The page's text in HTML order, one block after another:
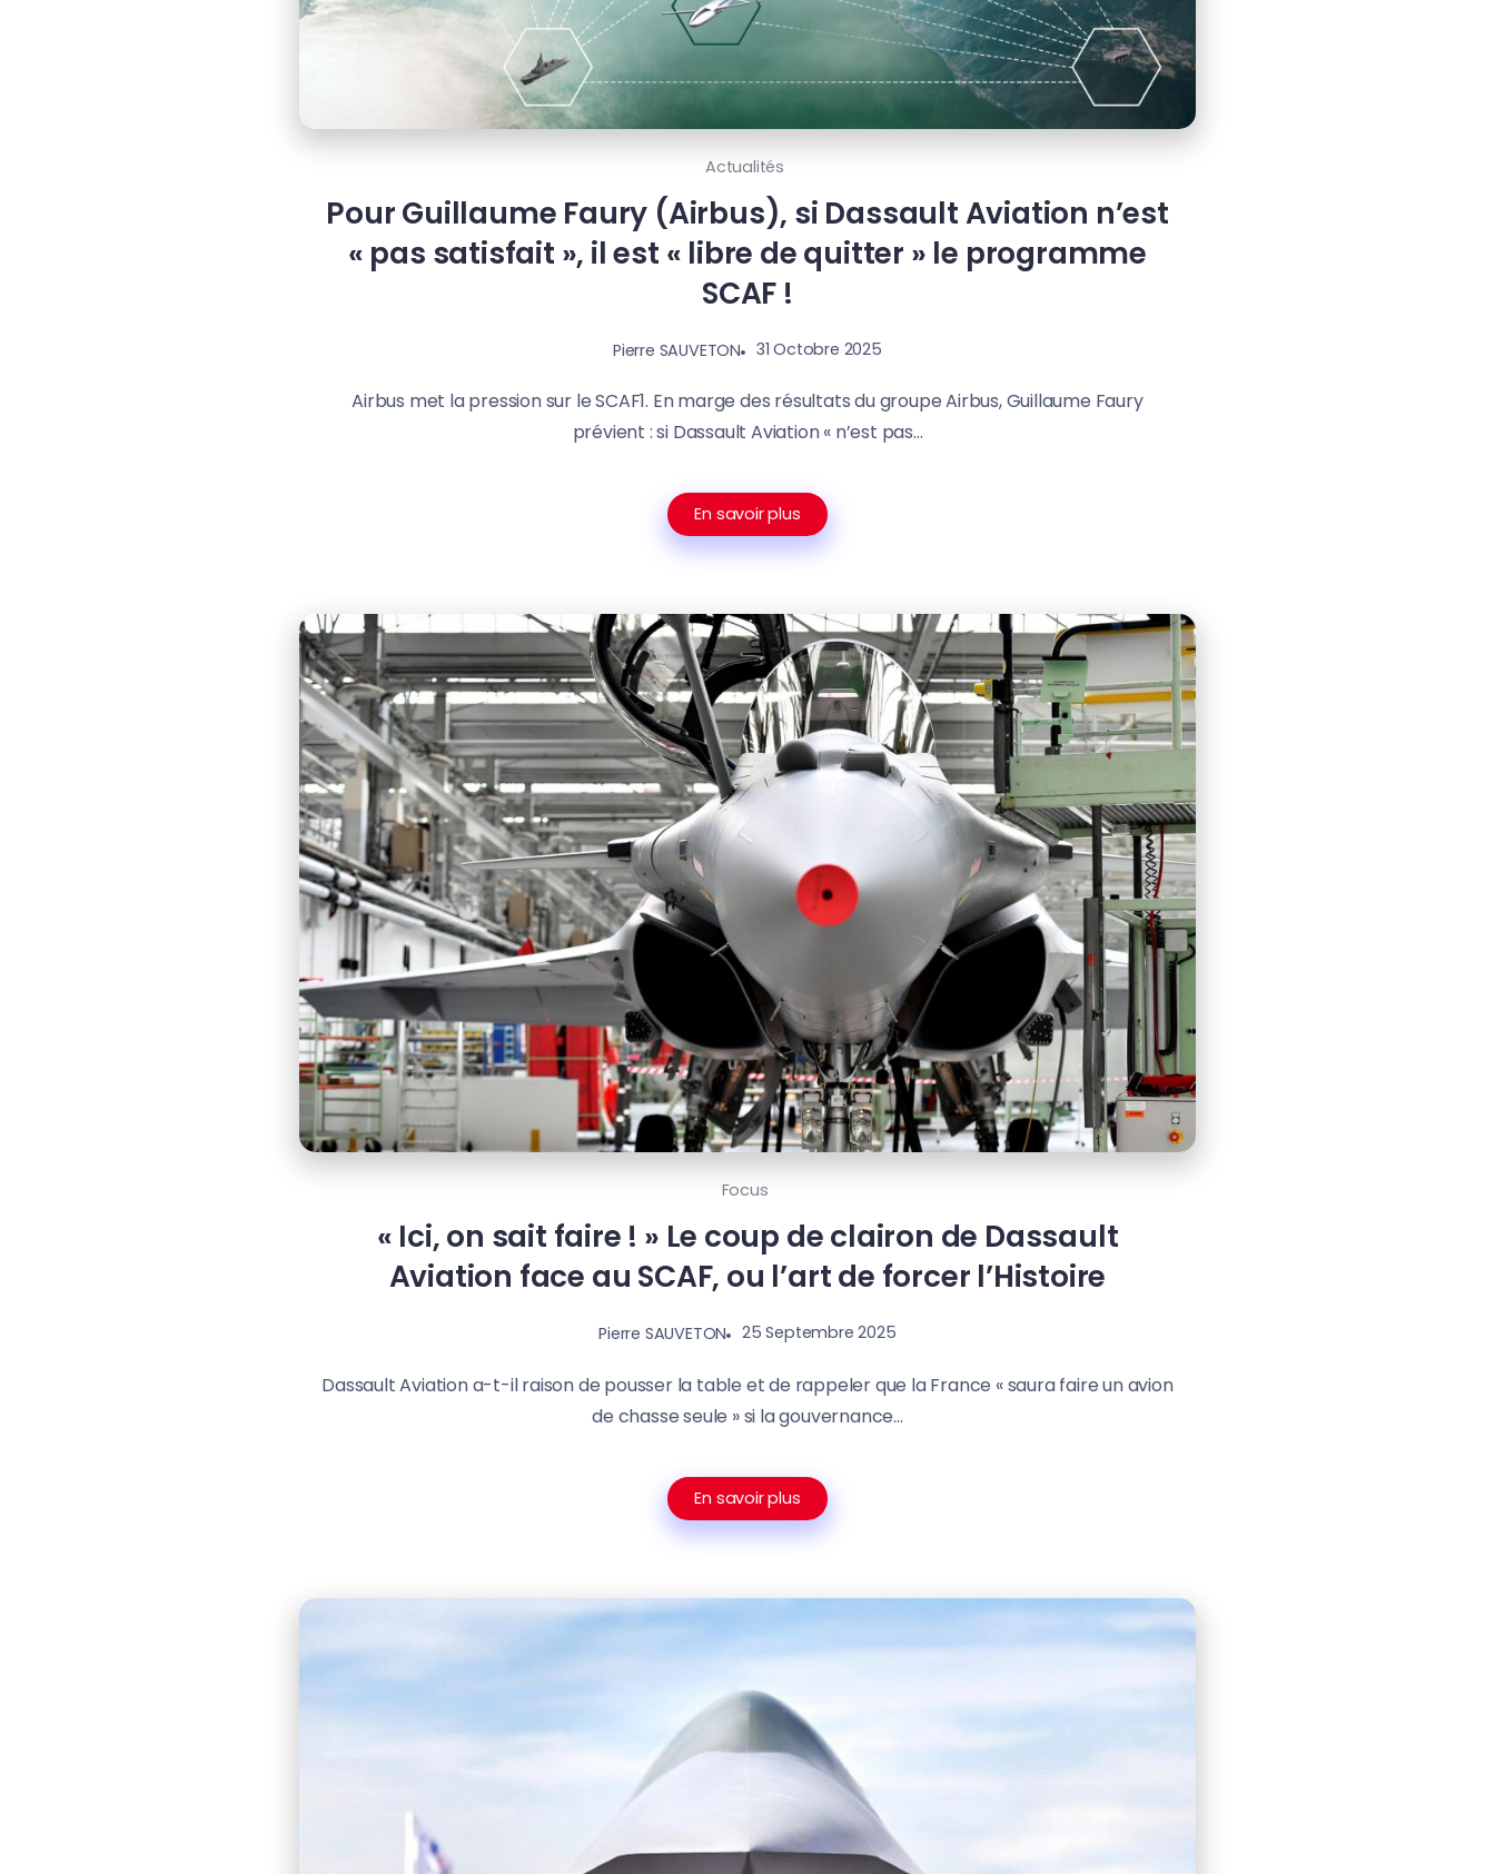
Actualités
Pour Guillaume Faury (Airbus), si Dassault Aviation n’est
« pas satisfait », il est « libre de quitter » le programme
SCAF !
Pierre SAUVETON 31 Octobre 2025
Airbus met la pression sur le SCAF1. En marge des résultats du groupe Airbus, Guillaume Faury
prévient : si Dassault Aviation « n’est pas...
En savoir plus
Focus
« Ici, on sait faire ! » Le coup de clairon de Dassault
Aviation face au SCAF, ou l’art de forcer l’Histoire
Pierre SAUVETON 25 Septembre 2025
Dassault Aviation a-t-il raison de pousser la table et de rappeler que la France « saura faire un avion
de chasse seule » si la gouvernance...
En savoir plus